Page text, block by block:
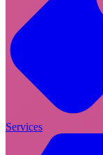
Services